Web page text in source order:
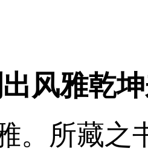
风雅乾
。所藏之